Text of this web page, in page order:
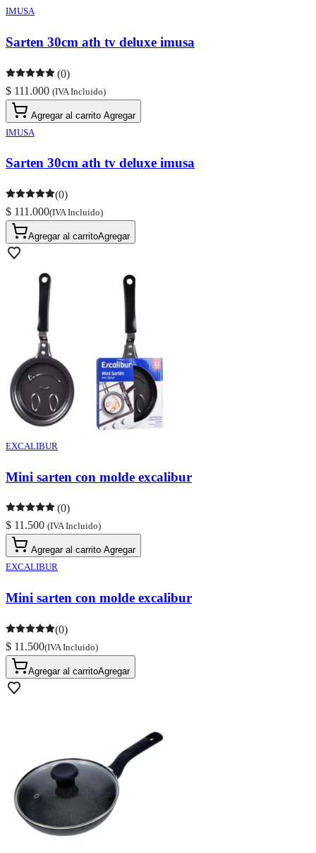
IMUSA
Sarten 30cm ath tv deluxe imusa
(0)
$ 111.000 (IVA Incluido)
Agregar al carrito Agregar
IMUSA
Sarten 30cm ath tv deluxe imusa
(0)
$ 111.000(IVA Incluido)
Agregar al carritoAgregar
EXCALIBUR
Mini sarten con molde excalibur
(0)
$ 11.500 (IVA Incluido)
Agregar al carrito Agregar
EXCALIBUR
Mini sarten con molde excalibur
(0)
$ 11.500(IVA Incluido)
Agregar al carritoAgregar